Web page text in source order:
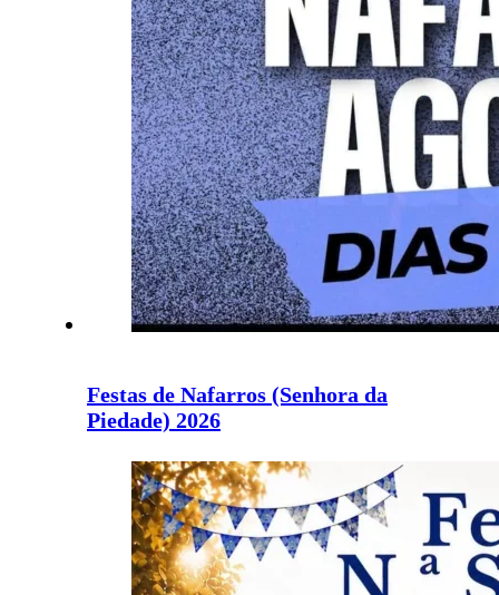
Festas de Nafarros (Senhora da
Piedade) 2026